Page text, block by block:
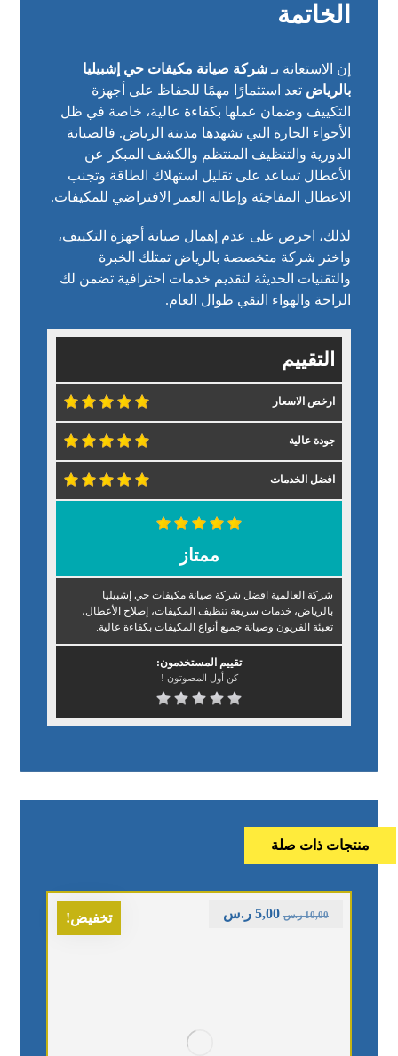
الخاتمة
إن الاستعانة بـشركة صيانة مكيفات حي إشبيليا
بالرياض تعد استثمارًا مهمًا للحفاظ على أجهزة
التكييف وضمان عملها بكفاءة عالية، خاصة في ظل
الأجواء الحارة التي تشهدها مدينة الرياض. فالصيانة
الدورية والتنظيف المنتظم والكشف المبكر عن
الأعطال تساعد على تقليل استهلاك الطاقة وتجنب
الاعطال المفاجئة وإطالة العمر الافتراضي للمكيفات.
لذلك، احرص على عدم إهمال صيانة أجهزة التكييف،
واختر شركة متخصصة بالرياض تمتلك الخبرة
والتقنيات الحديثة لتقديم خدمات احترافية تضمن لك
الراحة والهواء النقي طوال العام.
التقييم
ارخص الاسعار
جودة عالية
افضل الخدمات
ممتاز
شركة العالمية افضل شركة صيانة مكيفات حي إشبيليا
بالرياض، خدمات سريعة تنظيف المكيفات، إصلاح الأعطال،
تعبئة الفريون وصيانة جميع أنواع المكيفات بكفاءة عالية.
تقييم المستخدمون:
كن أول المصوتون !
منتجات ذات صلة
تخفيض! 10,00 ر.س 5,00 ر.س